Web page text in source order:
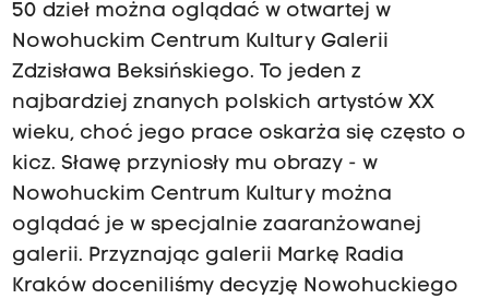
50 dzieł można oglądać w otwartej w
Nowohuckim Centrum Kultury Galerii
Zdzisława Beksińskiego. To jeden z
najbardziej znanych polskich artystów XX
wieku, choć jego prace oskarża się często o
kicz. Sławę przyniosły mu obrazy - w
Nowohuckim Centrum Kultury można
oglądać je w specjalnie zaaranżowanej
galerii. Przyznając galerii Markę Radia
Kraków doceniliśmy decyzję Nowohuckiego